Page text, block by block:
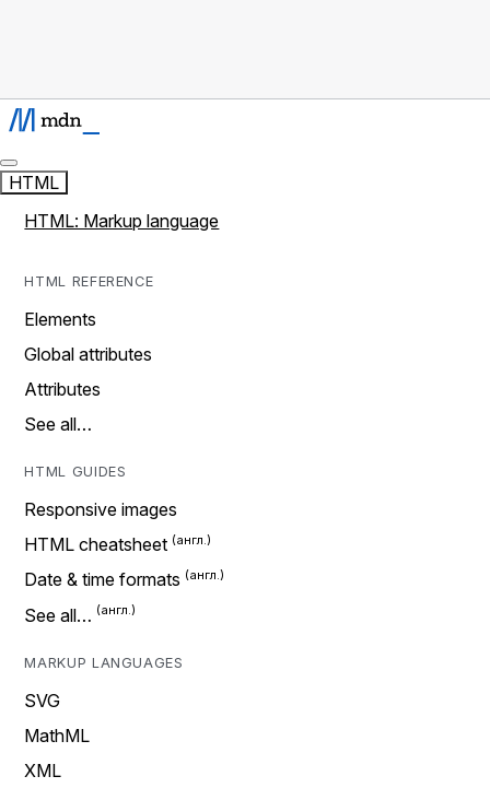
HTML
HTML: Markup language
HTML REFERENCE
Elements
Global attributes
Attributes
See all…
HTML GUIDES
Responsive images
HTML cheatsheet
Date & time formats
See all…
MARKUP LANGUAGES
SVG
MathML
XML